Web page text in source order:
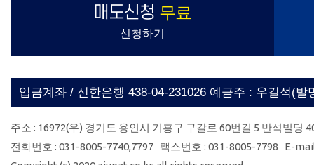
매도신청 무료
신청하기
입금계좌 / 신한은행 438-04-231026 예금주 : 우길석(발
주소 : 16972(우) 경기도 용인시 기흥구 구갈로 60번길 5 반석빌
전화번호 : 031-8005-7740,7797 팩스번호 : 031-8005-7798 E-